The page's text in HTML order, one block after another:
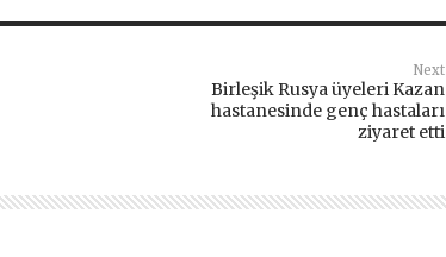
Next
Birleşik Rusya üyeleri Kazan
hastanesinde genç hastaları
ziyaret etti